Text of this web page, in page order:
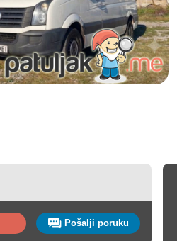
Pošalji poruku